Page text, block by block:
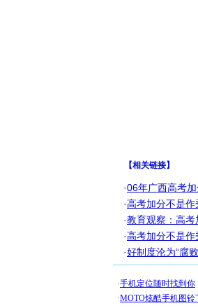
【相关链接】
·06年广西高考
·高考加分不是
·教育观察：高
·高考加分不是
·好制度沦为“腐